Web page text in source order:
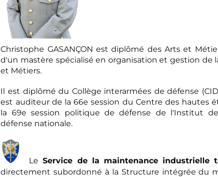
Christophe GASANÇON est diplômé des Arts et
d'un mastère spécialisé en organisation et gestion de
et Métiers.
Il est diplômé du Collège interarmées de défense
est auditeur de la 66e session du Centre des hautes
la 69e session politique de défense de l'Institut
défense nationale.
Le Service de la maintenance industrielle
directement subordonné à la Structure intégrée du